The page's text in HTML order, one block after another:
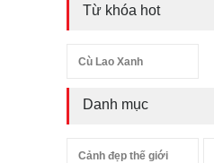
Từ khóa hot
Cù Lao Xanh
Danh mục
Cảnh đẹp thế giới